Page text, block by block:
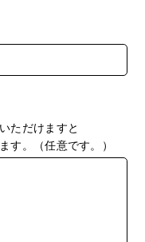
ただけますと
す。（任意です。）